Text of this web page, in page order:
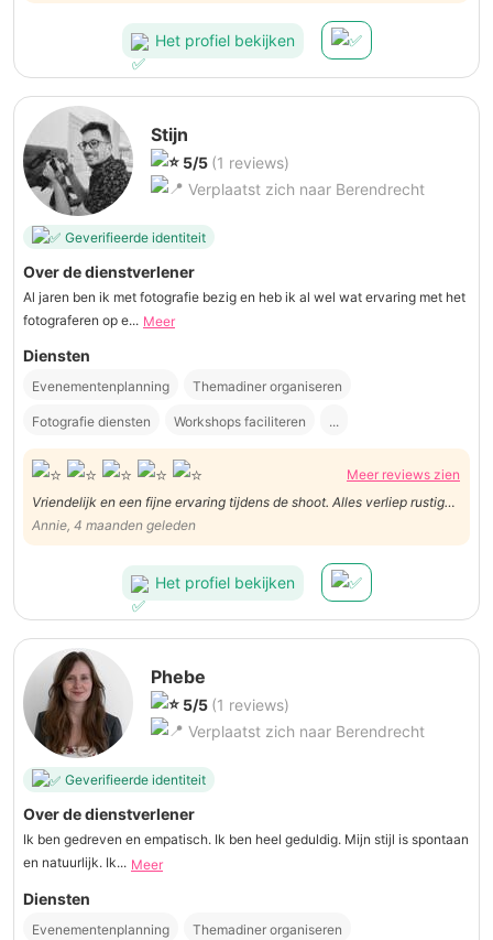
Het profiel bekijken
Stijn
5/5 (1 reviews)
Verplaatst zich naar Berendrecht
Geverifieerde identiteit
Over de dienstverlener
Al jaren ben ik met fotografie bezig en heb ik al wel wat ervaring met het
fotograferen op e... Meer
Diensten
Evenementenplanning Themadiner organiseren
Fotografie diensten Workshops faciliteren ...
Meer reviews zien
Vriendelijk en een fijne ervaring tijdens de shoot. Alles verliep rustig
en aangenaam.
Annie, 4 maanden geleden
Het profiel bekijken
Phebe
5/5 (1 reviews)
Verplaatst zich naar Berendrecht
Geverifieerde identiteit
Over de dienstverlener
Ik ben gedreven en empatisch. Ik ben heel geduldig. Mijn stijl is spontaan
en natuurlijk. Ik... Meer
Diensten
Evenementenplanning Themadiner organiseren